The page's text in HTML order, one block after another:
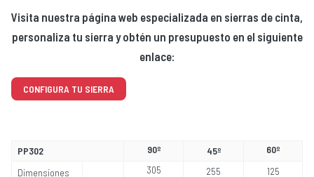
Visita nuestra página web especializada en sierras de cinta,
personaliza tu sierra y obtén un presupuesto en el siguiente
enlace:
CONFIGURA TU SIERRA
PP302 90º 45º
60º
Dimensiones
305 255
125